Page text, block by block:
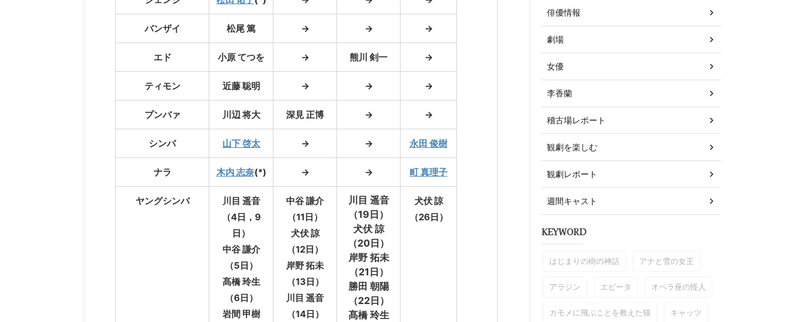
バンザイ 松尾 篤 → → →
エド 小原 てつを → 熊川 剣一 →
ティモン 近藤 聡明 → → →
プンバァ 川辺 将大 深見 正博 → →
シンバ 山下 啓太 → → 永田 俊樹
ナラ 木内 志奈(*) → → 町 真理子
ヤングシンバ
川目 遥音
（4日，9
日）
中谷 謙介
（5日）
髙橋 玲生
（6日）
岩間 甲樹
中谷 謙介
（11日）
犬伏 諒
（12日）
岸野 拓未
（13日）
川目 遥音
（14日）
川目 遥音
（19日）
犬伏 諒
（20日）
岸野 拓未
（21日）
勝田 朝陽
（22日）
髙橋 玲生
犬伏 諒
（26日）
俳優情報
劇場
女優
李香蘭
稽古場レポート
観劇を楽しむ
観劇レポート
週間キャスト
KEYWORD
はじまりの樹の神話 アナと雪の女王
アラジン エビータ オペラ座の怪人
カモメに飛ぶことを教えた猫 キャッツ